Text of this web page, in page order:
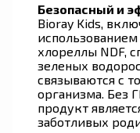
Безопасный и
Bioray Kids,
хлореллы NDF,
зеленых
связываются с
организма. Без
продукт
заботливых